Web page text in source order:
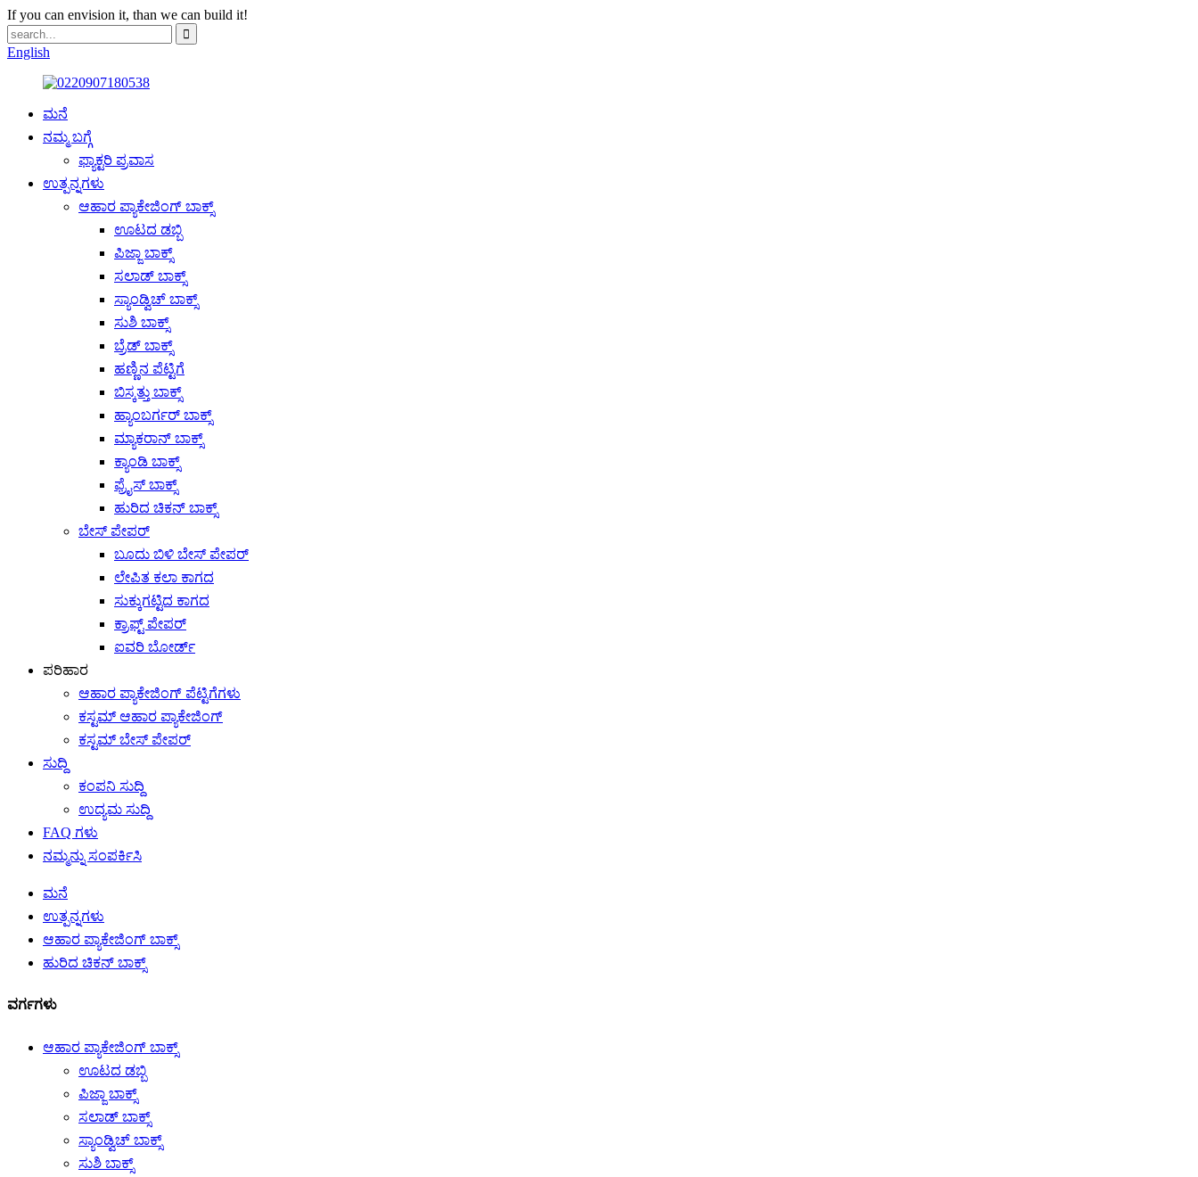
If you can envision it, than we can build it!
English
ಮನೆ
ನಮ್ಮ ಬಗ್ಗೆ
ಫ್ಯಾಕ್ಟರಿ ಪ್ರವಾಸ
ಉತ್ಪನ್ನಗಳು
ಆಹಾರ ಪ್ಯಾಕೇಜಿಂಗ್ ಬಾಕ್ಸ್
ಊಟದ ಡಬ್ಬಿ
ಪಿಜ್ಜಾ ಬಾಕ್ಸ್
ಸಲಾಡ್ ಬಾಕ್ಸ್
ಸ್ಯಾಂಡ್ವಿಚ್ ಬಾಕ್ಸ್
ಸುಶಿ ಬಾಕ್ಸ್
ಬ್ರೆಡ್ ಬಾಕ್ಸ್
ಹಣ್ಣಿನ ಪೆಟ್ಟಿಗೆ
ಬಿಸ್ಕತ್ತು ಬಾಕ್ಸ್
ಹ್ಯಾಂಬರ್ಗರ್ ಬಾಕ್ಸ್
ಮ್ಯಾಕರಾನ್ ಬಾಕ್ಸ್
ಕ್ಯಾಂಡಿ ಬಾಕ್ಸ್
ಫ್ರೈಸ್ ಬಾಕ್ಸ್
ಹುರಿದ ಚಿಕನ್ ಬಾಕ್ಸ್
ಬೇಸ್ ಪೇಪರ್
ಬೂದು ಬಿಳಿ ಬೇಸ್ ಪೇಪರ್
ಲೇಪಿತ ಕಲಾ ಕಾಗದ
ಸುಕ್ಕುಗಟ್ಟಿದ ಕಾಗದ
ಕ್ರಾಫ್ಟ್ ಪೇಪರ್
ಐವರಿ ಬೋರ್ಡ್
ಪರಿಹಾರ
ಆಹಾರ ಪ್ಯಾಕೇಜಿಂಗ್ ಪೆಟ್ಟಿಗೆಗಳು
ಕಸ್ಟಮ್ ಆಹಾರ ಪ್ಯಾಕೇಜಿಂಗ್
ಕಸ್ಟಮ್ ಬೇಸ್ ಪೇಪರ್
ಸುದ್ದಿ
ಕಂಪನಿ ಸುದ್ದಿ
ಉದ್ಯಮ ಸುದ್ದಿ
FAQ ಗಳು
ನಮ್ಮನ್ನು ಸಂಪರ್ಕಿಸಿ
ಮನೆ
ಉತ್ಪನ್ನಗಳು
ಆಹಾರ ಪ್ಯಾಕೇಜಿಂಗ್ ಬಾಕ್ಸ್
ಹುರಿದ ಚಿಕನ್ ಬಾಕ್ಸ್
ವರ್ಗಗಳು
ಆಹಾರ ಪ್ಯಾಕೇಜಿಂಗ್ ಬಾಕ್ಸ್
ಊಟದ ಡಬ್ಬಿ
ಪಿಜ್ಜಾ ಬಾಕ್ಸ್
ಸಲಾಡ್ ಬಾಕ್ಸ್
ಸ್ಯಾಂಡ್ವಿಚ್ ಬಾಕ್ಸ್
ಸುಶಿ ಬಾಕ್ಸ್